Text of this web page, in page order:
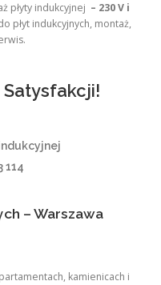
płyty indukcyjnej – 230 V i
płyt indukcyjnych, montaż,
Satysfakcji!
114
– Warszawa
kamienicach i